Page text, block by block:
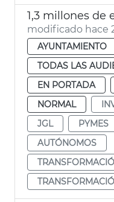
modificado hace
AYUNTAMIENTO
TODAS LAS
EN PORTADA
NORMAL
JGL
PYMES
AUTÓNOMOS